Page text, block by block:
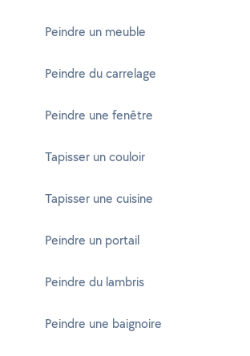
Peindre un meuble
Peindre du carrelage
Peindre une fenêtre
Tapisser un couloir
Tapisser une cuisine
Peindre un portail
Peindre du lambris
Peindre une baignoire